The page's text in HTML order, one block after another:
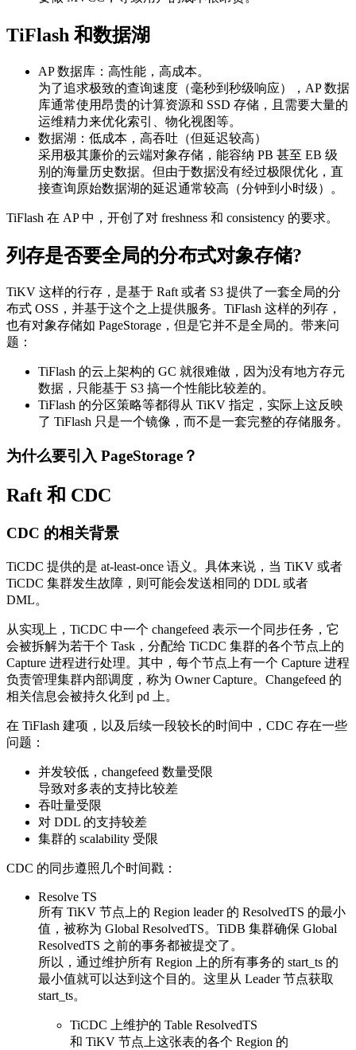
TiFlash 和数据湖
AP 数据库：高性能，高成本。
为了追求极致的查询速度（毫秒到秒级响应），AP 数据
库通常使用昂贵的计算资源和 SSD 存储，且需要大量的
运维精力来优化索引、物化视图等。
数据湖：低成本，高吞吐（但延迟较高）
采用极其廉价的云端对象存储，能容纳 PB 甚至 EB 级
别的海量历史数据。但由于数据没有经过极限优化，直
接查询原始数据湖的延迟通常较高（分钟到小时级）。
TiFlash 在 AP 中，开创了对 freshness 和 consistency 的要求。
列存是否要全局的分布式对象存储?
TiKV 这样的行存，是基于 Raft 或者 S3 提供了一套全局的分
布式 OSS，并基于这个之上提供服务。TiFlash 这样的列存，
也有对象存储如 PageStorage，但是它并不是全局的。带来问
题：
TiFlash 的云上架构的 GC 就很难做，因为没有地方存元
数据，只能基于 S3 搞一个性能比较差的。
TiFlash 的分区策略等都得从 TiKV 指定，实际上这反映
了 TiFlash 只是一个镜像，而不是一套完整的存储服务。
为什么要引入 PageStorage？
Raft 和 CDC
CDC 的相关背景
TiCDC 提供的是 at-least-once 语义。具体来说，当 TiKV 或者
TiCDC 集群发生故障，则可能会发送相同的 DDL 或者
DML。
从实现上，TiCDC 中一个 changefeed 表示一个同步任务，它
会被拆解为若干个 Task，分配给 TiCDC 集群的各个节点上的
Capture 进程进行处理。其中，每个节点上有一个 Capture 进程
负责管理集群内部调度，称为 Owner Capture。Changefeed 的
相关信息会被持久化到 pd 上。
在 TiFlash 建项，以及后续一段较长的时间中，CDC 存在一些
问题：
并发较低，changefeed 数量受限
导致对多表的支持比较差
吞吐量受限
对 DDL 的支持较差
集群的 scalability 受限
CDC 的同步遵照几个时间戳：
Resolve TS
所有 TiKV 节点上的 Region leader 的 ResolvedTS 的最小
值，被称为 Global ResolvedTS。TiDB 集群确保 Global
ResolvedTS 之前的事务都被提交了。
所以，通过维护所有 Region 上的所有事务的 start_ts 的
最小值就可以达到这个目的。这里从 Leader 节点获取
start_ts。
TiCDC 上维护的 Table ResolvedTS
和 TiKV 节点上这张表的各个 Region 的